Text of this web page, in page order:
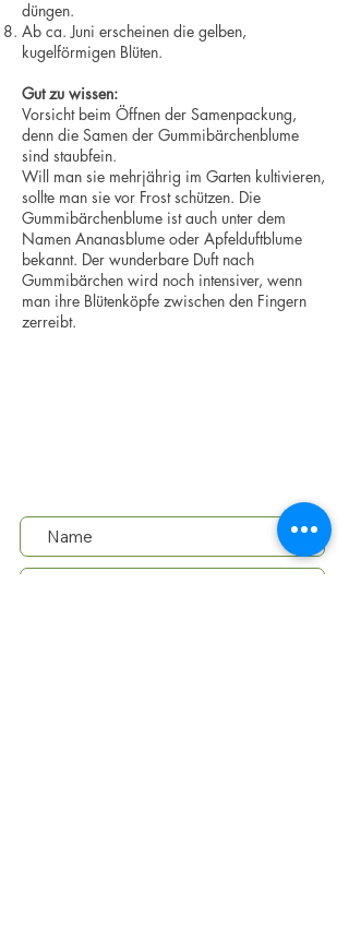
düngen.
Ab ca. Juni erscheinen die gelben,
kugelförmigen Blüten.
Gut zu wissen:
Vorsicht beim Öffnen der Samenpackung,
denn die Samen der Gummibärchenblume
sind staubfein.
Will man sie mehrjährig im Garten kultivieren,
sollte man sie vor Frost schützen. Die
Gummibärchenblume ist auch unter dem
Namen Ananasblume oder Apfelduftblume
bekannt. Der wunderbare Duft nach
Gummibärchen wird noch intensiver, wenn
man ihre Blütenköpfe zwischen den Fingern
zerreibt.